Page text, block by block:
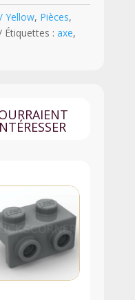
Yellow, Pièces,
Étiquettes : axe,